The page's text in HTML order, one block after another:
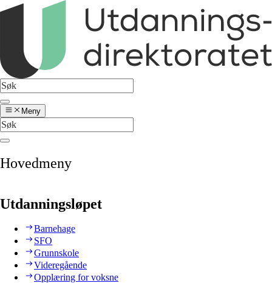
Meny
Hovedmeny
Utdanningsløpet
Barnehage
SFO
Grunnskole
Videregående
Opplæring for voksne